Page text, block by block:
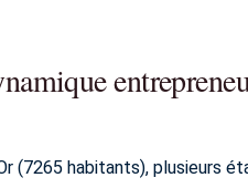
(7265 habitants), plusieurs